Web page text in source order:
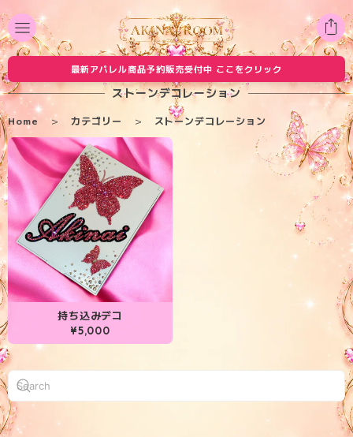
最新アパレル商品予約販売受付中 ここをクリック
ストーンデコレーション
Home カテゴリー ストーンデコレーション
持ち込みデコ
¥5,000